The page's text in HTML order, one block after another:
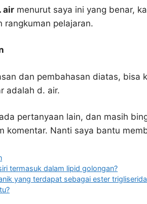
air menurut saya ini yang benar,
rangkuman pelajaran.
dan pembahasan diatas, bisa
adalah d. air.
pertanyaan lain, dan masih
komentar. Nanti saya bantu
termasuk dalam lipid golongan?
yang terdapat sebagai ester